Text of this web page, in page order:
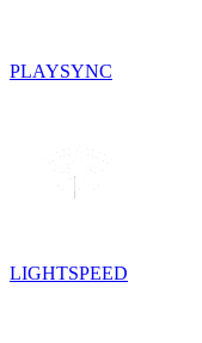
PLAYSYNC
LIGHTSPEED